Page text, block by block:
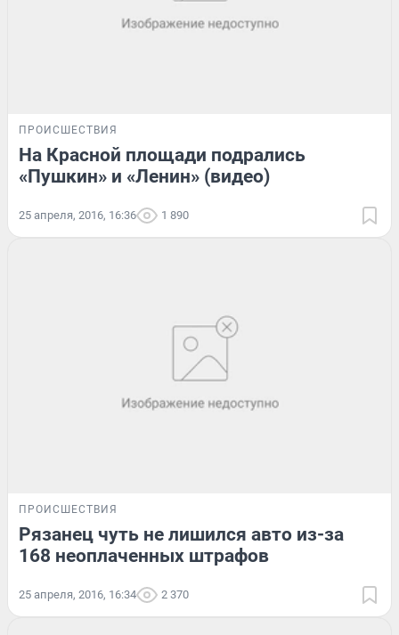
ПРОИСШЕСТВИЯ
На Красной площади подрались
«Пушкин» и «Ленин» (видео)
25 апреля, 2016, 16:36 1 890
ПРОИСШЕСТВИЯ
Рязанец чуть не лишился авто из-за
168 неоплаченных штрафов
25 апреля, 2016, 16:34 2 370